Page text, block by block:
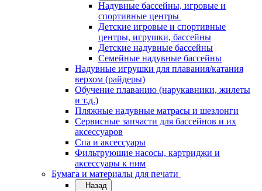
Надувные бассейны, игровые и
спортивные центры
Детские игровые и спортивные
центры, игрушки, бассейны
Детские надувные бассейны
Семейные надувные бассейны
Надувные игрушки для плавания/катания
верхом (райдеры)
Обучение плаванию (нарукавники, жилеты
и т.д.)
Пляжные надувные матрасы и шезлонги
Сервисные запчасти для бассейнов и их
аксессуаров
Спа и аксессуары
Фильтрующие насосы, картриджи и
аксессуары к ним
Бумага и материалы для печати
Назад